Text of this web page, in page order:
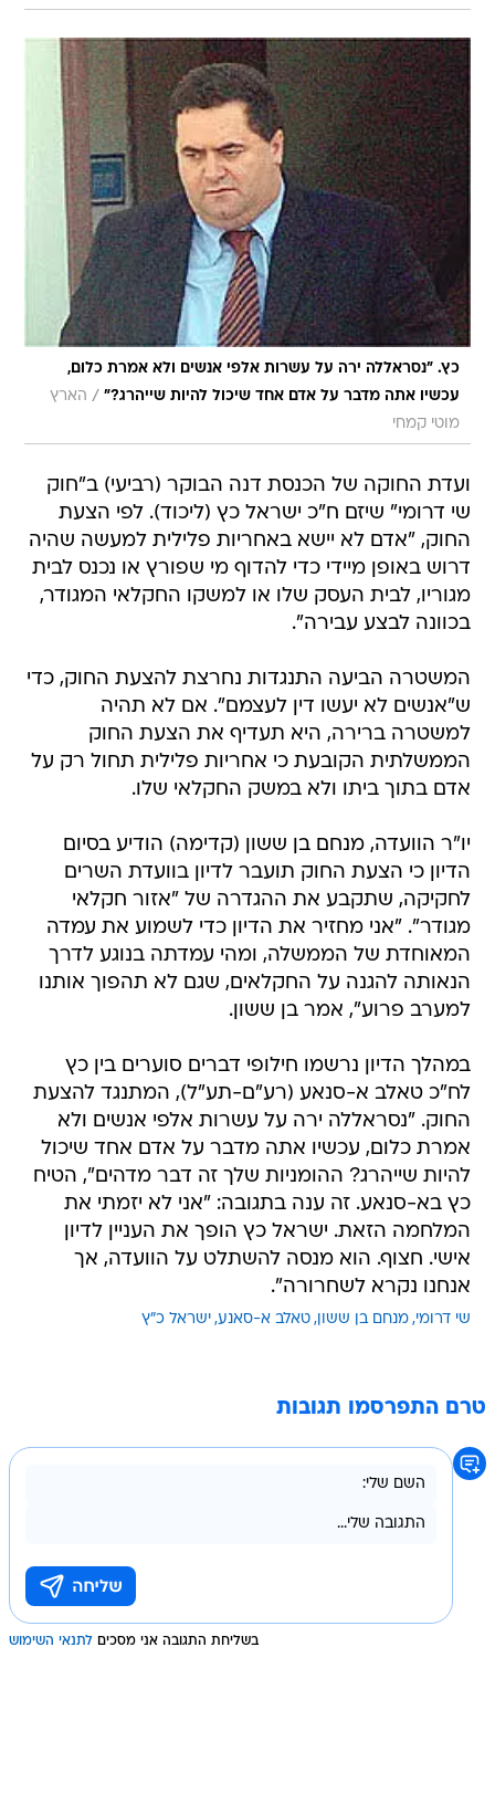
כץ. "נסראללה ירה על עשרות אלפי אנשים ולא אמרת כלום,
עכשיו אתה מדבר על אדם אחד שיכול להיות שייהרג?" / הארץ
מוטי קמחי
ועדת החוקה של הכנסת דנה הבוקר (רביעי) ב"חוק
שי דרומי" שיזם ח"כ ישראל כץ (ליכוד). לפי הצעת
החוק, "אדם לא יישא באחריות פלילית למעשה שהיה
דרוש באופן מיידי כדי להדוף מי שפורץ או נכנס לבית
מגוריו, לבית העסק שלו או למשקו החקלאי המגודר,
בכוונה לבצע עבירה".
המשטרה הביעה התנגדות נחרצת להצעת החוק, כדי
ש"אנשים לא יעשו דין לעצמם". אם לא תהיה
למשטרה ברירה, היא תעדיף את הצעת החוק
הממשלתית הקובעת כי אחריות פלילית תחול רק על
אדם בתוך ביתו ולא במשק החקלאי שלו.
יו"ר הוועדה, מנחם בן ששון (קדימה) הודיע בסיום
הדיון כי הצעת החוק תועבר לדיון בוועדת השרים
לחקיקה, שתקבע את ההגדרה של "אזור חקלאי
מגודר". "אני מחזיר את הדיון כדי לשמוע את עמדה
המאוחדת של הממשלה, ומהי עמדתה בנוגע לדרך
הנאותה להגנה על החקלאים, שגם לא תהפוך אותנו
למערב פרוע", אמר בן ששון.
במהלך הדיון נרשמו חילופי דברים סוערים בין כץ
לח"כ טאלב א-סנאע (רע"ם-תע"ל), המתנגד להצעת
החוק. "נסראללה ירה על עשרות אלפי אנשים ולא
אמרת כלום, עכשיו אתה מדבר על אדם אחד שיכול
להיות שייהרג? ההומניות שלך זה דבר מדהים", הטיח
כץ בא-סנאע. זה ענה בתגובה: "אני לא יזמתי את
המלחמה הזאת. ישראל כץ הופך את העניין לדיון
אישי. חצוף. הוא מנסה להשתלט על הוועדה, אך
אנחנו נקרא לשחרורה".
שי דרומי מנחם בן ששון טאלב א-סאנע ישראל כ"ץ
טרם התפרסמו תגובות
בשליחת התגובה אני מסכים לתנאי השימוש